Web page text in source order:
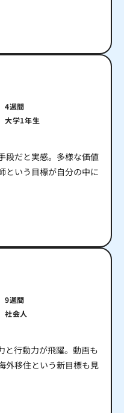
4週間
大学1年生
段だと実感。多様な価値
という目標が自分の中に
9週間
社会人
と行動力が飛躍。動画も
外移住という新目標も見